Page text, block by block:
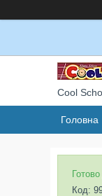
Cool
Головна
Код: